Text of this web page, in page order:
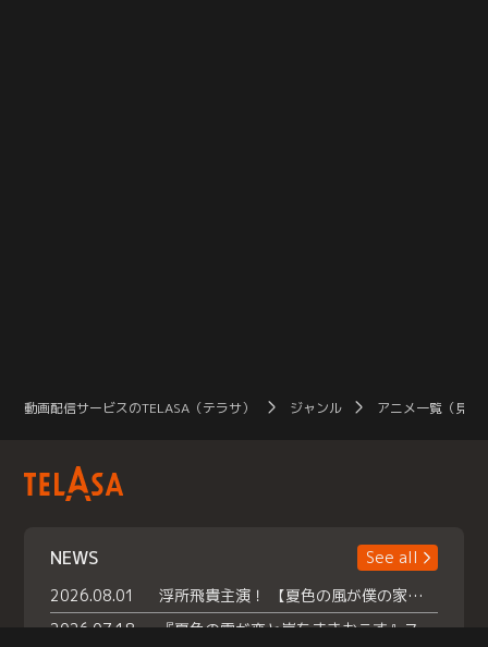
動画配信サービスのTELASA（テラサ） ジャンル アニメ一覧（見放
NEWS
See all
2026.08.01
浮所飛貴主演！ 【夏色の風が僕の家にやってきた】 本日よりテラサで独占配信スタート！
2026.07.18
『夏色の雲が恋と嵐をまきおこす』スペシャルメイキング 【Part1】2026年７月18日（土）23時30分～配信スタート！話題のシーンの裏側を大公開！豪華キャスト大集合！ 『武宮家 真夏の家族会議』開催！